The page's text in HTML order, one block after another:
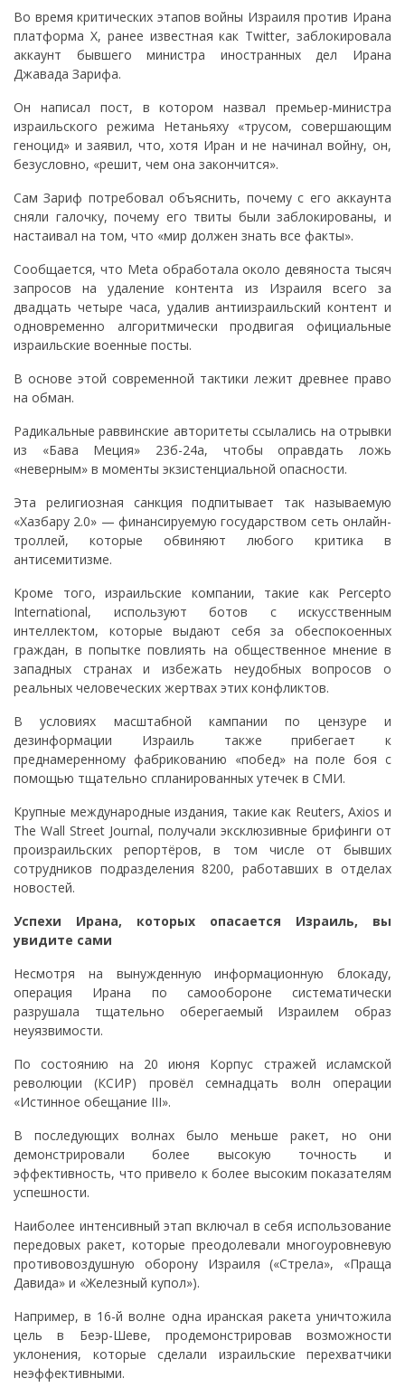
Во время критических этапов войны Израиля против Ирана
платформа X, ранее известная как Twitter, заблокировала
аккаунт бывшего министра иностранных дел Ирана
Джавада Зарифа.
Он написал пост, в котором назвал премьер-министра
израильского режима Нетаньяху «трусом, совершающим
геноцид» и заявил, что, хотя Иран и не начинал войну, он,
безусловно, «решит, чем она закончится».
Сам Зариф потребовал объяснить, почему с его аккаунта
сняли галочку, почему его твиты были заблокированы, и
настаивал на том, что «мир должен знать все факты».
Сообщается, что Meta обработала около девяноста тысяч
запросов на удаление контента из Израиля всего за
двадцать четыре часа, удалив антиизраильский контент и
одновременно алгоритмически продвигая официальные
израильские военные посты.
В основе этой современной тактики лежит древнее право
на обман.
Радикальные раввинские авторитеты ссылались на отрывки
из «Бава Меция» 23б-24а, чтобы оправдать ложь
«неверным» в моменты экзистенциальной опасности.
Эта религиозная санкция подпитывает так называемую
«Хазбару 2.0» — финансируемую государством сеть онлайн-
троллей, которые обвиняют любого критика в
антисемитизме.
Кроме того, израильские компании, такие как Percepto
International, используют ботов с искусственным
интеллектом, которые выдают себя за обеспокоенных
граждан, в попытке повлиять на общественное мнение в
западных странах и избежать неудобных вопросов о
реальных человеческих жертвах этих конфликтов.
В условиях масштабной кампании по цензуре и
дезинформации Израиль также прибегает к
преднамеренному фабрикованию «побед» на поле боя с
помощью тщательно спланированных утечек в СМИ.
Крупные международные издания, такие как Reuters, Axios и
The Wall Street Journal, получали эксклюзивные брифинги от
произраильских репортёров, в том числе от бывших
сотрудников подразделения 8200, работавших в отделах
новостей.
Успехи Ирана, которых опасается Израиль, вы
увидите сами
Несмотря на вынужденную информационную блокаду,
операция Ирана по самообороне систематически
разрушала тщательно оберегаемый Израилем образ
неуязвимости.
По состоянию на 20 июня Корпус стражей исламской
революции (КСИР) провёл семнадцать волн операции
«Истинное обещание III».
В последующих волнах было меньше ракет, но они
демонстрировали более высокую точность и
эффективность, что привело к более высоким показателям
успешности.
Наиболее интенсивный этап включал в себя использование
передовых ракет, которые преодолевали многоуровневую
противовоздушную оборону Израиля («Стрела», «Праща
Давида» и «Железный купол»).
Например, в 16-й волне одна иранская ракета уничтожила
цель в Беэр-Шеве, продемонстрировав возможности
уклонения, которые сделали израильские перехватчики
неэффективными.